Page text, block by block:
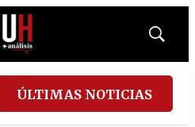
Mostrar
ÚLTIMAS NOTICIAS